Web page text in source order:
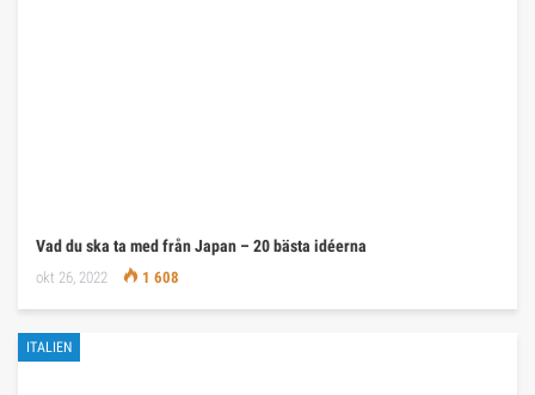
Vad du ska ta med från Japan – 20 bästa idéerna
okt 26, 2022 1 608
ITALIEN